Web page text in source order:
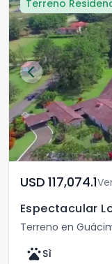
Terreno
USD	117,074.1
Terreno en
petsSì